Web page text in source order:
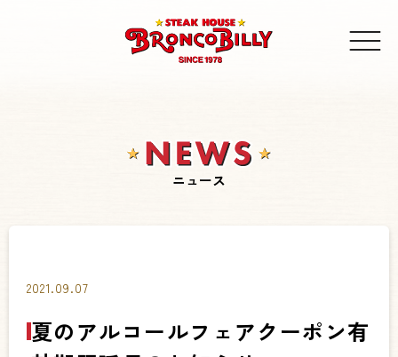
ニュース
2021.09.07
夏のアルコールフェアクーポン有